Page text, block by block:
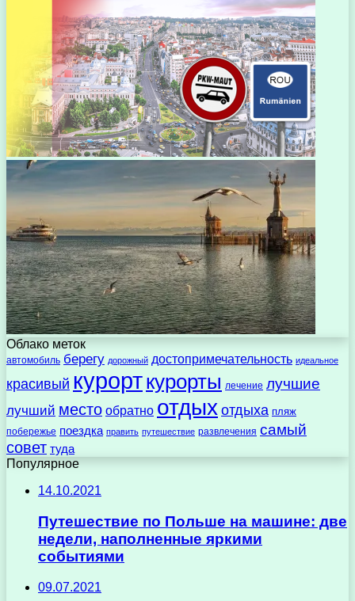
Облако меток
автомобиль берегу дорожный достопримечательность идеальное
красивый курорткурорты лечение лучшие
лучший место обратно отдыхотдыха пляж
побережье поездка править путешествие развлечения самый
совет туда
Популярное
14.10.2021
Путешествие по Польше на машине: две
недели, наполненные яркими
событиями
09.07.2021